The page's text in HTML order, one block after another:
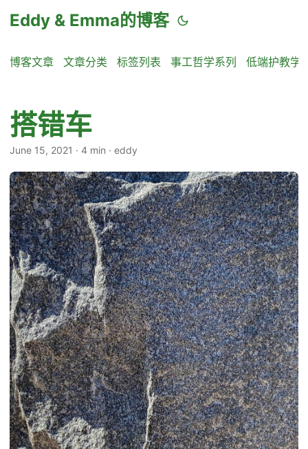
Eddy & Emma的博客
博客文章 文章分类 标签列表 事工哲学系列 低端护教学
搭错车
June 15, 2021 · 4 min · eddy